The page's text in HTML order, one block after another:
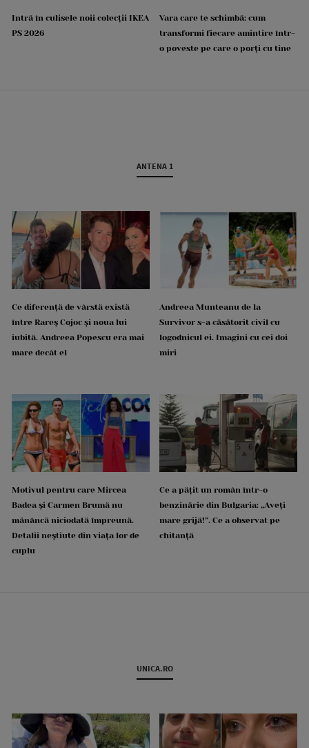
Intră în culisele noii colecții IKEA
PS 2026
Vara care te schimbă: cum
transformi fiecare amintire într-
o poveste pe care o porți cu tine
ANTENA 1
Ce diferență de vârstă există
între Rareș Cojoc și noua lui
iubită. Andreea Popescu era mai
mare decât el
Andreea Munteanu de la
Survivor s-a căsătorit civil cu
logodnicul ei. Imagini cu cei doi
miri
Motivul pentru care Mircea
Badea și Carmen Brumă nu
mănâncă niciodată împreună.
Detalii neștiute din viața lor de
cuplu
Ce a pățit un român într-o
benzinărie din Bulgaria: „Aveți
mare grijă!”. Ce a observat pe
chitanță
UNICA.RO